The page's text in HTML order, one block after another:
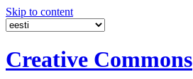
Skip to content
Creative Commons